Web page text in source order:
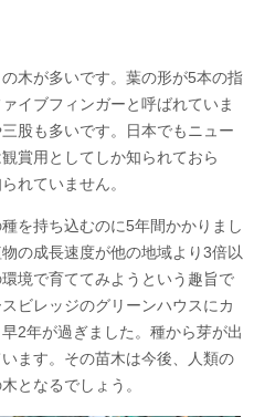
木が多いです。葉の形が5本の指
イブフィンガーと呼ばれていま
股も多いです。日本でもニュー
賞用としてしか知られておら
れていません。
を持ち込むのに5年間かかりまし
の成長速度が他の地域より3倍以
境で育ててみようという趣旨で
ビレッジのグリーンハウスにカ
2年が過ぎました。種から芽が出
ます。その苗木は今後、人類の
となるでしょう。